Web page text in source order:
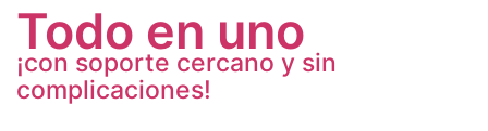
Todo en uno
¡con soporte cercano y sin
complicaciones!